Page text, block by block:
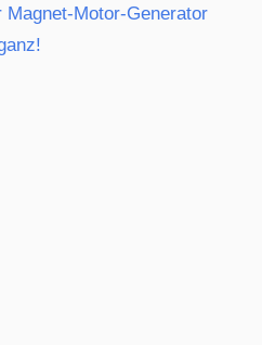
Motor-Generator